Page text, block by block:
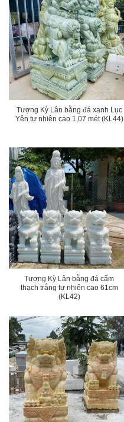
Tượng Kỳ Lân bằng đá xanh Lục
Yên tự nhiên cao 1,07 mét (KL44)
Tượng Kỳ Lân bằng đá cẩm
thạch trắng tự nhiên cao 61cm
(KL42)